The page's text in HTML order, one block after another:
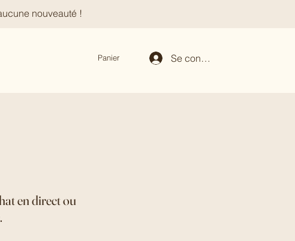
nouveauté !
Panier Se connecter
en direct ou